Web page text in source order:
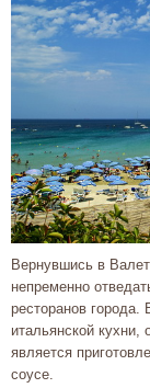
Вернувшись в
непременно
ресторанов
итальянской кухни,
является
соусе.